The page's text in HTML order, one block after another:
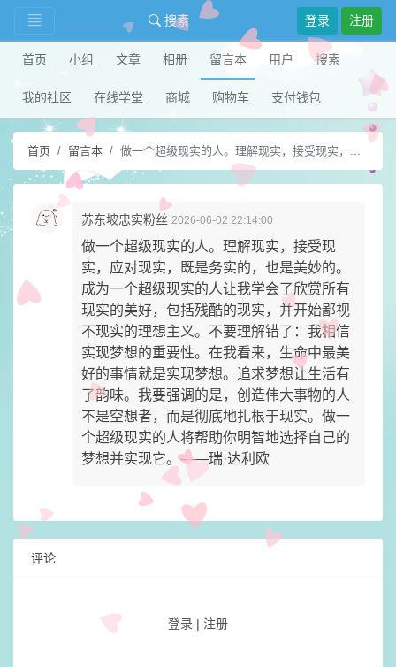
搜索 登录 注册
首页 小组 文章 相册 留言本 用户 搜索
我的社区 在线学堂 商城 购物车 支付钱包
首页 留言本 做一个超级现实的人。理解现实，接受现实，...
苏东坡忠实粉丝 2026-06-02 22:14:00
做一个超级现实的人。理解现实，接受现
实，应对现实，既是务实的，也是美妙的。
成为一个超级现实的人让我学会了欣赏所有
现实的美好，包括残酷的现实，并开始鄙视
不现实的理想主义。不要理解错了：我相信
实现梦想的重要性。在我看来，生命中最美
好的事情就是实现梦想。追求梦想让生活有
了韵味。我要强调的是，创造伟大事物的人
不是空想者，而是彻底地扎根于现实。做一
个超级现实的人将帮助你明智地选择自己的
梦想并实现它。——瑞·达利欧
评论
登录 | 注册